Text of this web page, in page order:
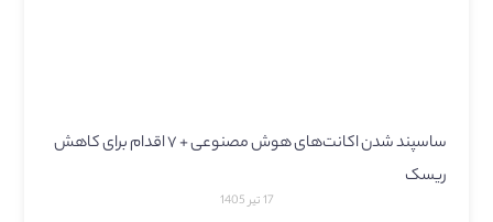
ساسپند شدن اکانت‌های هوش مصنوعی + ۷ اقدام برای کاهش
ریسک
17 تیر 1405